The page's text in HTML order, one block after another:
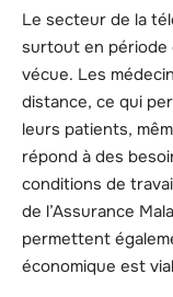
Le secteur de la
surtout en période
vécue. Les
distance, ce qui
leurs patients,
répond à des
conditions de
de l’Assurance
permettent
économique est